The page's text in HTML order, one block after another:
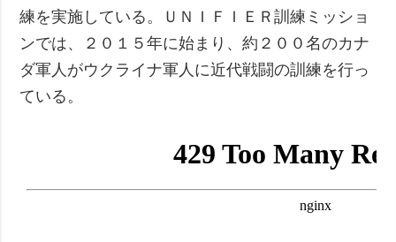
練を実施している。ＵＮＩＦＩＥＲ訓練ミッショ
ンでは、２０１５年に始まり、約２００名のカナ
ダ軍人がウクライナ軍人に近代戦闘の訓練を行っ
ている。